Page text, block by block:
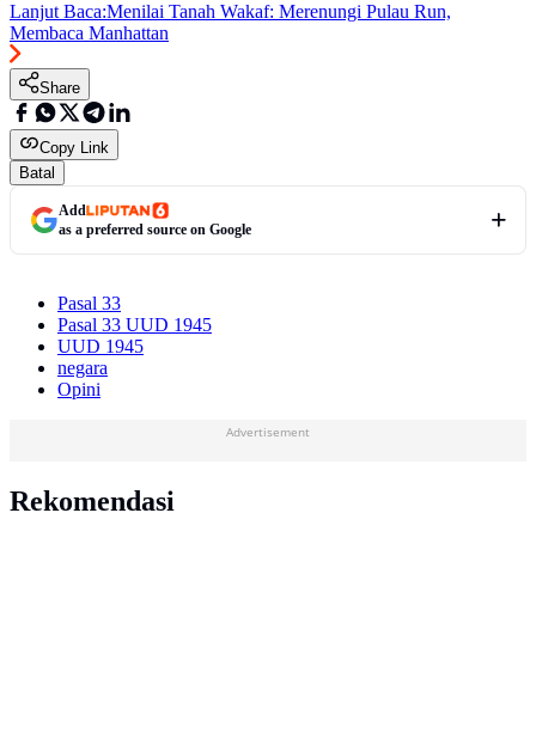
Lanjut Baca:Menilai Tanah Wakaf: Merenungi Pulau Run,
Membaca Manhattan
Share
Copy Link
Batal
Add
as a preferred source on Google
Pasal 33
Pasal 33 UUD 1945
UUD 1945
negara
Opini
Advertisement
Rekomendasi